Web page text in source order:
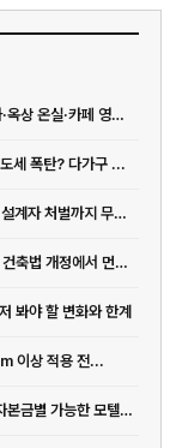
[법규] 온실 설치도 건축신고가 필요할까? 10㎡ 이하·옥상 온실·카페 영업...
세 폭탄? 다가구 ...
[불법] 위반건축물 단속 강화, 이행강제금 의무징수와 설계자 처벌까지 무엇이 달라지나
[법규] 지하주차장 마감재료·단열재 불연재료 의무화, 건축법 개정에서 먼저 봐야 할 것
봐야 할 변화와 한계
이상 적용 전...
[부동산] 숙박업 창업 비용 5천만원부터 5억원까지, 자본금별 가능한 모텔 운...